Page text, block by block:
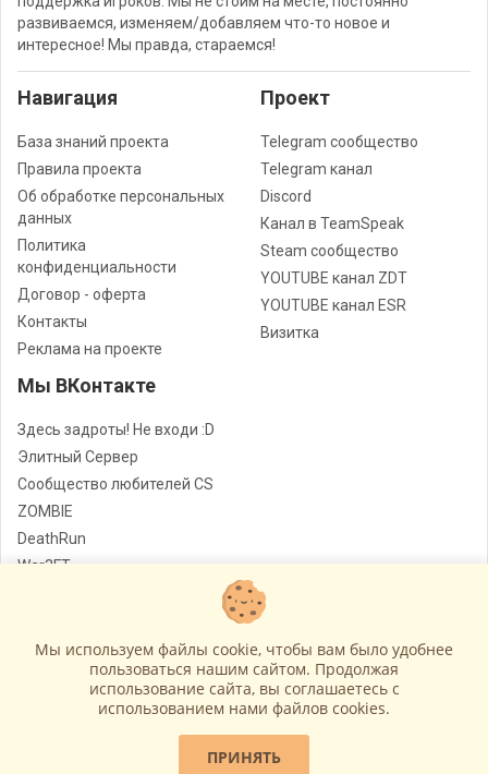
развиваемся, изменяем/добавляем что-то новое и
интересное! Мы правда, стараемся!
Навигация
База знаний проекта
Правила проекта
Об обработке персональных
данных
Политика
конфиденциальности
Договор - оферта
Контакты
Реклама на проекте
Проект
Telegram сообщество
Telegram канал
Discord
Канал в TeamSpeak
Steam сообщество
YOUTUBE канал ZDT
YOUTUBE канал ESR
Визитка
Мы ВКонтакте
Здесь задроты! Не входи :D
Элитный Сервер
Сообщество любителей CS
ZOMBIE
DeathRun
War3FT
Лучшие сервера Counter - Strike © Все права защищены
Работает наGameCMS
Мы используем файлы cookie, чтобы вам было удобнее
пользоваться нашим сайтом. Продолжая
использование сайта, вы соглашаетесь c
использованием нами файлов cookies.
ПРИНЯТЬ